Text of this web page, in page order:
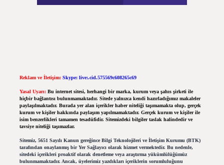
Reklam ve İletişim: Skype: live:.cid.575569c608265c69
Yasal Uyarı: Bu internet sitesi, herhangi bir marka, kurum veya şahıs şirketi ile
hiçbir bağlantısı bulunmamaktadır. Sitede yalnızca kendi hazırladığımız makaleler
paylaşılmaktadır. Burada yer alan içerikler haber niteliği taşımamakta olup, gerçek
kurum ve kişiler hakkında paylaşım yapılmamaktadır. Gerçek kurum ve kişiler ile
isim benzerlikleri tamamen tesadüfidir. Sitemizdeki bilgiler taslak halindedir ve
tavsiye niteliği taşımazlar.
Sitemiz, 5651 Sayılı Kanun gereğince Bilgi Teknolojileri ve İletişim Kurumu (BTK)
tarafından onaylanmış bir Yer Sağlayıcı olarak hizmet vermektedir. Bu nedenle,
sitedeki içerikleri proaktif olarak denetleme veya araştırma yükümlülüğümüz
bulunmamaktadır. Ancak, üyelerimiz yazdıkları içeriklerin sorumluluğunu